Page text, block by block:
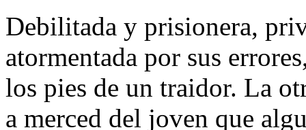
Debilitada y prisionera,
atormentada por sus
los pies de un traidor. La
a merced del joven que